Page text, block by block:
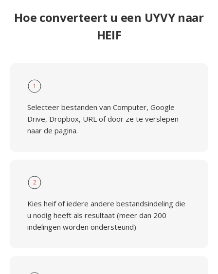
Hoe converteert u een UYVY naar
HEIF
1
Selecteer bestanden van Computer, Google
Drive, Dropbox, URL of door ze te verslepen
naar de pagina.
2
Kies heif of iedere andere bestandsindeling die
u nodig heeft als resultaat (meer dan 200
indelingen worden ondersteund)